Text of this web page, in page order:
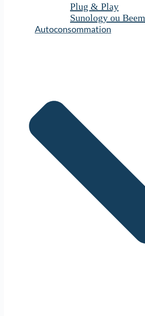
Plug & Play
Sunology ou Beem
Autoconsommation